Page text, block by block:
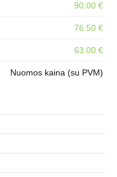
90.00 €
76.50 €
63.00 €
Nuomos kaina (su PVM)